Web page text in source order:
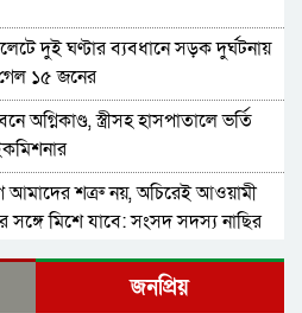
দুই ঘণ্টার ব্যবধানে সড়ক দুর্ঘটনায়
১৫ জনের
অগ্নিকাণ্ড, স্ত্রীসহ হাসপাতালে ভর্তি
আমাদের শত্রু নয়, অচিরেই আওয়ামী
সঙ্গে মিশে যাবে: সংসদ সদস্য নাছির
যোদ্ধা নন—দাবি বিএনপি নেতার,
বললেন, ‘সারজিসও ছাত্রলীগ করতেন’
জনপ্রিয়